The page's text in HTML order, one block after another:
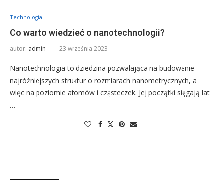
Technologia
Co warto wiedzieć o nanotechnologii?
autor: admin 23 września 2023
Nanotechnologia to dziedzina pozwalająca na budowanie
najróżniejszych struktur o rozmiarach nanometrycznych, a
więc na poziomie atomów i cząsteczek. Jej początki sięgają lat
…